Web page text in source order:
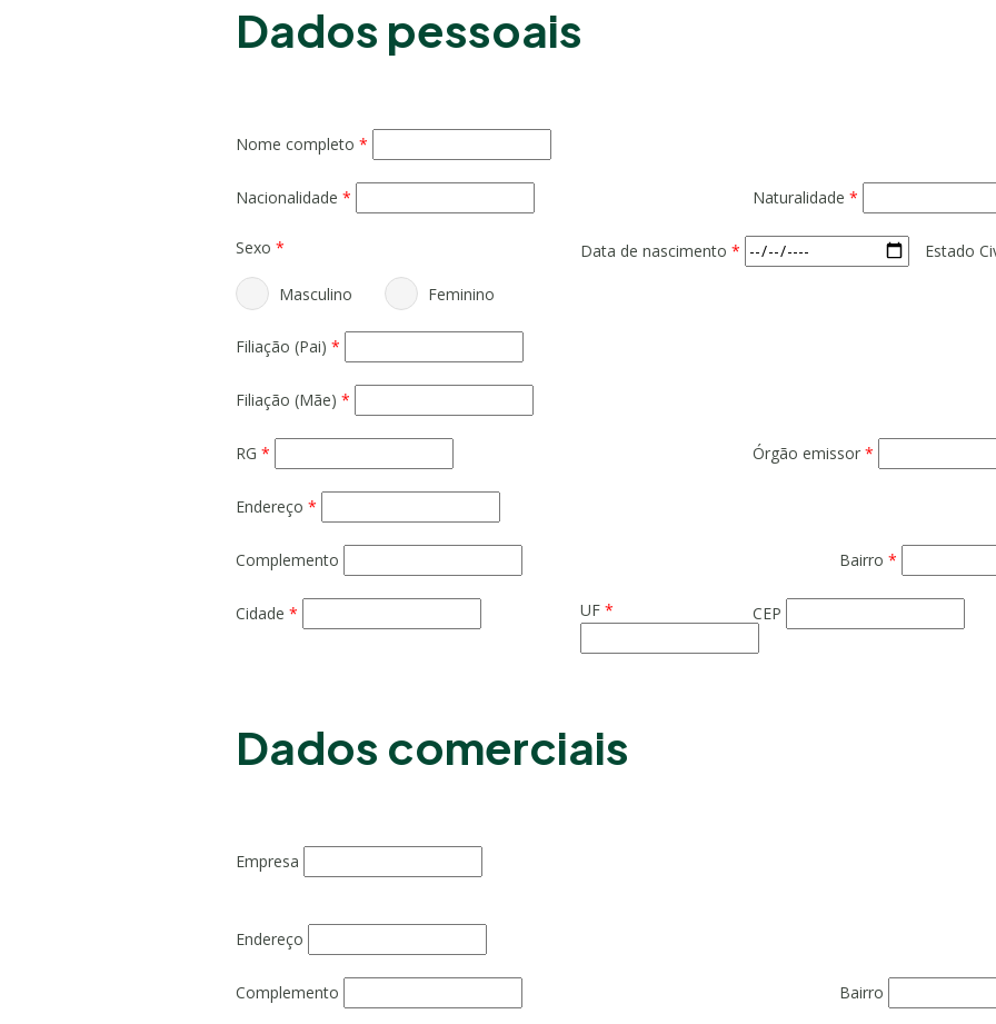
Dados pessoais
Nome completo *
Nacionalidade * Naturalidade *
Sexo *
Masculino Feminino
Data de nascimento * Estado
Filiação (Pai) *
Filiação (Mãe) *
RG * Órgão emissor *
Endereço *
Complemento Bairro *
Cidade * UF * CEP
Dados comerciais
Empresa
Endereço
Complemento Bairro